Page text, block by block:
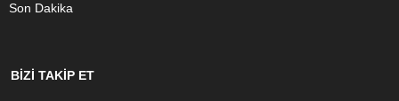
Son Dakika
BİZİ TAKİP ET